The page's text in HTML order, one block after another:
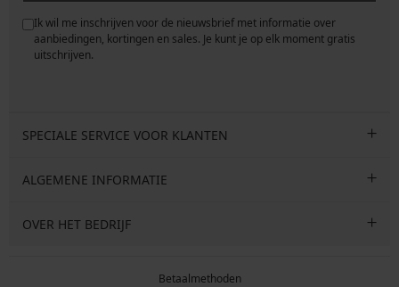
Ik wil me inschrijven voor de nieuwsbrief met informatie over
aanbiedingen, kortingen en sales. Je kunt je op elk moment gratis
uitschrijven.
SPECIALE SERVICE VOOR KLANTEN
ALGEMENE INFORMATIE
OVER HET BEDRIJF
Betaalmethoden